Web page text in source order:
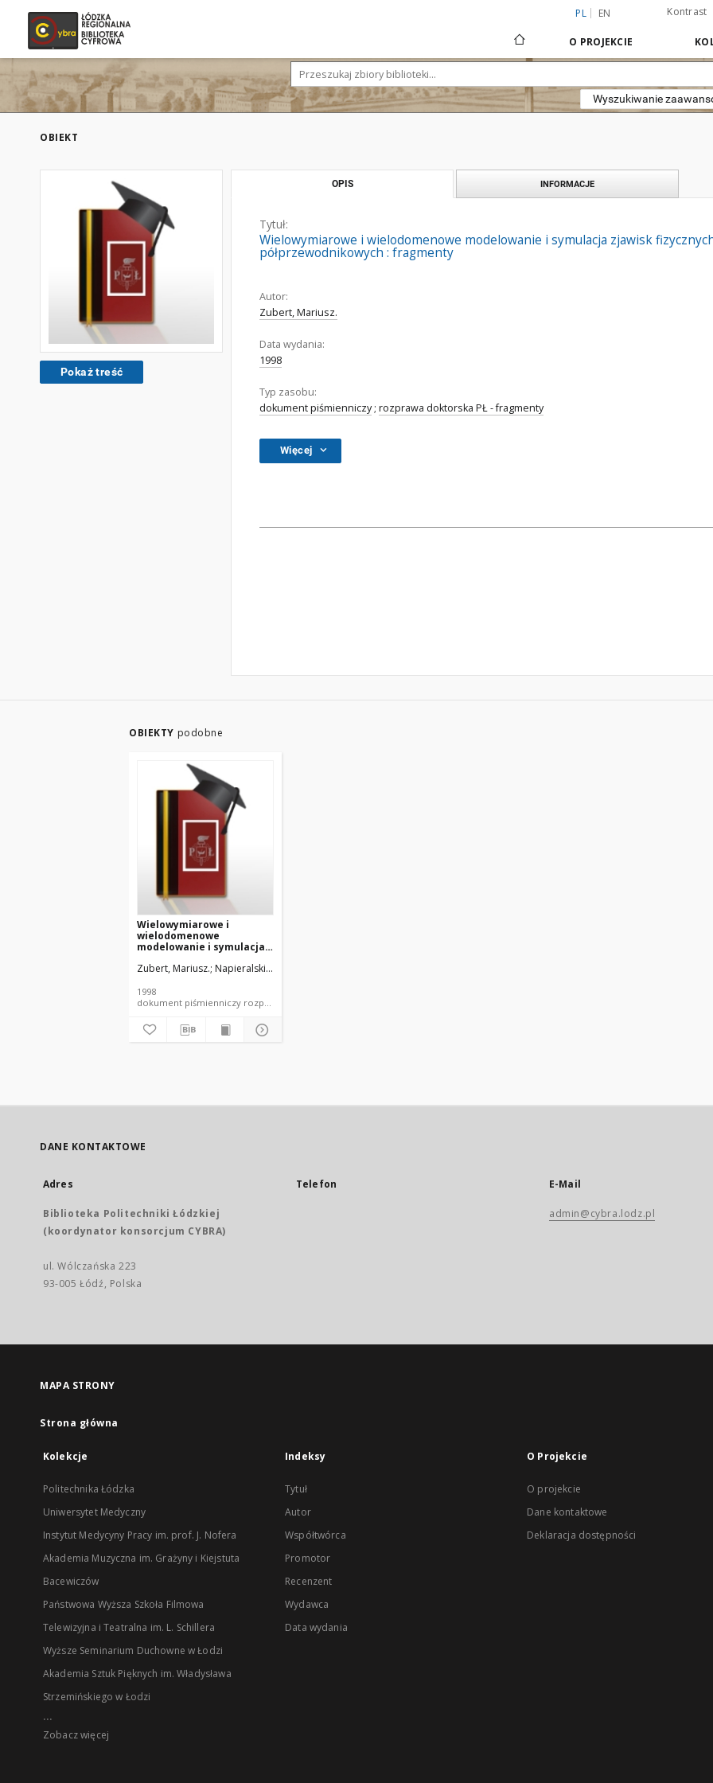
PL EN Kontrast
O PROJEKCIE
Wyszukiwanie
OBIEKT
Pokaż treść
OPIS INFORMACJE
Tytuł:
Wielowymiarowe i wielodomenowe modelowanie i symulacja zjawisk
półprzewodnikowych : fragmenty
Autor:
Zubert, Mariusz.
Data wydania:
1998
Typ zasobu:
dokument piśmienniczy; rozprawa doktorska PŁ - fragmenty
Więcej
OBIEKTY podobne
Wielowymiarowe i
wielodomenowe
modelowanie i symulacja
nowoczesnych
półprzewodnikowych
Zubert, Mariusz. Napieralski, A. [prof. dr hab. inż.]. Promotor.
1998
dokument piśmienniczy rozprawa doktorska PŁ
DANE KONTAKTOWE
Adres
Biblioteka Politechniki Łódzkiej
(koordynator konsorcjum CYBRA)
ul. Wólczańska 223
93-005 Łódź, Polska
Telefon E-Mail
admin@cybra.lodz.pl
MAPA STRONY
Strona główna
Kolekcje
Politechnika Łódzka
Uniwersytet Medyczny
Instytut Medycyny Pracy im. prof. J. Nofera
Akademia Muzyczna im. Grażyny i Kiejstuta
Bacewiczów
Państwowa Wyższa Szkoła Filmowa
Telewizyjna i Teatralna im. L. Schillera
Wyższe Seminarium Duchowne w Łodzi
Akademia Sztuk Pięknych im. Władysława
Strzemińskiego w Łodzi
...
Zobacz więcej
Indeksy
Tytuł
Autor
Współtwórca
Promotor
Recenzent
Wydawca
Data wydania
O Projekcie
O projekcie
Dane kontaktowe
Deklaracja dostępności